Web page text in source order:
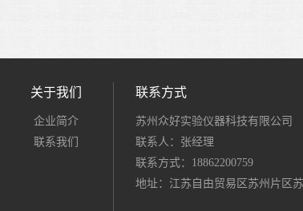
关于我们
企业简介
联系我们
联系方式
苏州众好实验仪器科技有限公司
联系人：张经理
联系方式：18862200759
地址：江苏自由贸易区苏州片区